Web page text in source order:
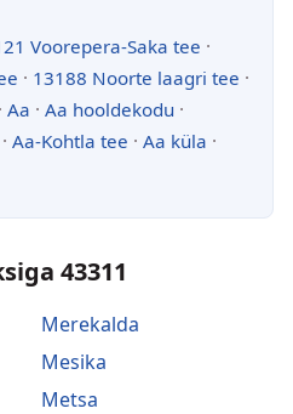
Voorepera-Saka tee ·
· 13188 Noorte laagri tee ·
· Aa · Aa hooldekodu ·
· Aa-Kohtla tee · Aa küla ·
43311
Merekalda
Mesika
Metsa